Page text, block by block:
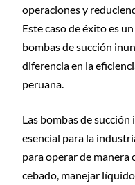
operaciones y
Este caso de éxito es
bombas de succión
diferencia en la
peruana.
Las bombas de
esencial para la
para operar de manera
cebado, manejar